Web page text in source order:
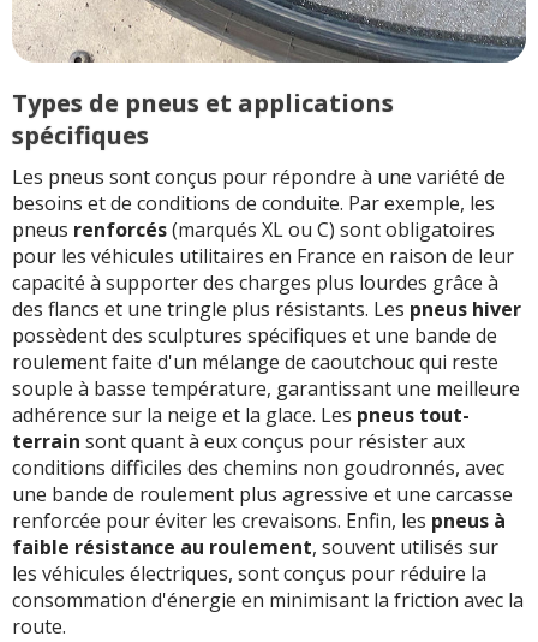
Types de pneus et applications
spécifiques
Les pneus sont conçus pour répondre à une variété de
besoins et de conditions de conduite. Par exemple, les
pneus renforcés(marqués XL ou C) sont obligatoires
pour les véhicules utilitaires en France en raison de leur
capacité à supporter des charges plus lourdes grâce à
des flancs et une tringle plus résistants. Les pneus hiver
possèdent des sculptures spécifiques et une bande de
roulement faite d'un mélange de caoutchouc qui reste
souple à basse température, garantissant une meilleure
adhérence sur la neige et la glace. Les pneus tout-
terrain sont quant à eux conçus pour résister aux
conditions difficiles des chemins non goudronnés, avec
une bande de roulement plus agressive et une carcasse
renforcée pour éviter les crevaisons. Enfin, les pneus à
faible résistance au roulement, souvent utilisés sur
les véhicules électriques, sont conçus pour réduire la
consommation d'énergie en minimisant la friction avec la
route.